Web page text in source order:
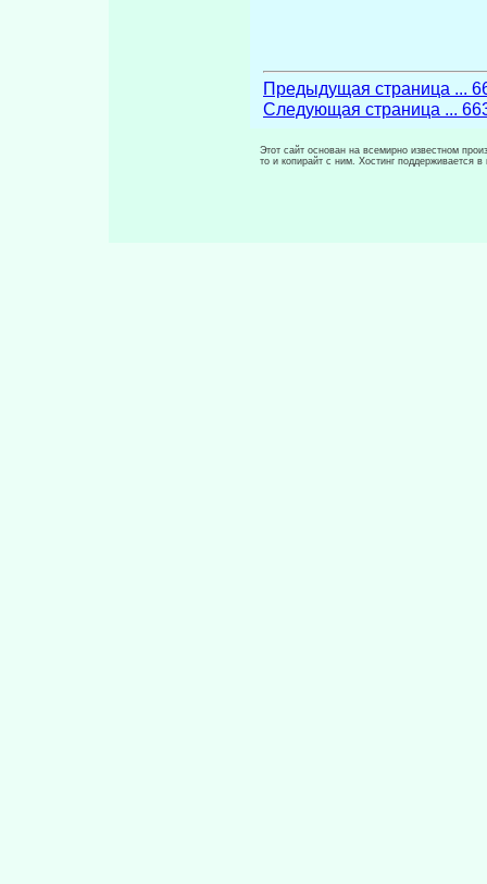
Предыдущая страница ...
Следующая страница ...
Этот сайт основан на всемирно известном
то и копирайт с ним. Хостинг поддерживается